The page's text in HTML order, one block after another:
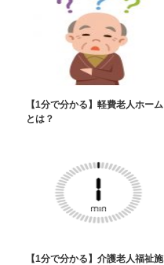
【1分で分かる】軽費老人ホーム
とは？
【1分で分かる】介護老人福祉施